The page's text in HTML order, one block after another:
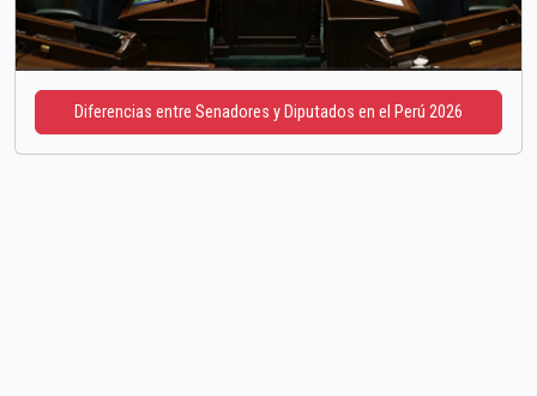
Diferencias entre Senadores y Diputados en el Perú 2026